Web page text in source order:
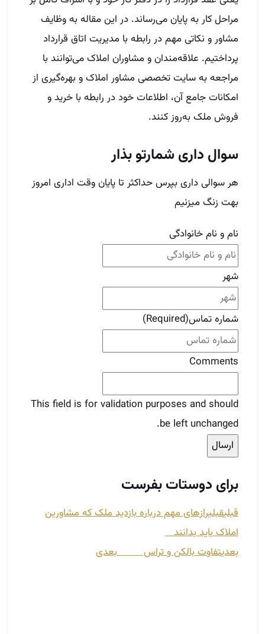
مراحل کار به پایان می‌رساند. در این مقاله به وظایف
مشاور و نکاتی مهم در رابطه با مدیریت اتاق قرارداد
پرداختیم. علاقه‌مندان و مشاوران املاک می‌توانند با
مراجعه به سایت تخصصی مشاور املاک و بهره‌گیری از
امکانات جامع آن، اطلاعات خود در رابطه با خرید و
فروش ملک به‌روز کنند.
سوال داری شمارتو بذار
هر سوالی داری بپرس حداکثر تا پایان وقت اداری امروز
بهت زنگ میزنیم
نام و نام خانوادگی
شهر
شماره تماس(Required)
Comments
This field is for validation purposes and should
be left unchanged.
برای دوستات بفرست
قبلیقبلیرازهای مهم درباره بازدید ملک که مشاورین
املاک باید بدانند
بعدیتفاوت بالکن و تراسبعدی